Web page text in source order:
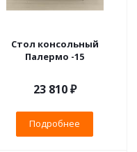
Стол консольный
Палермо -15
23 810 ₽
Подробнее